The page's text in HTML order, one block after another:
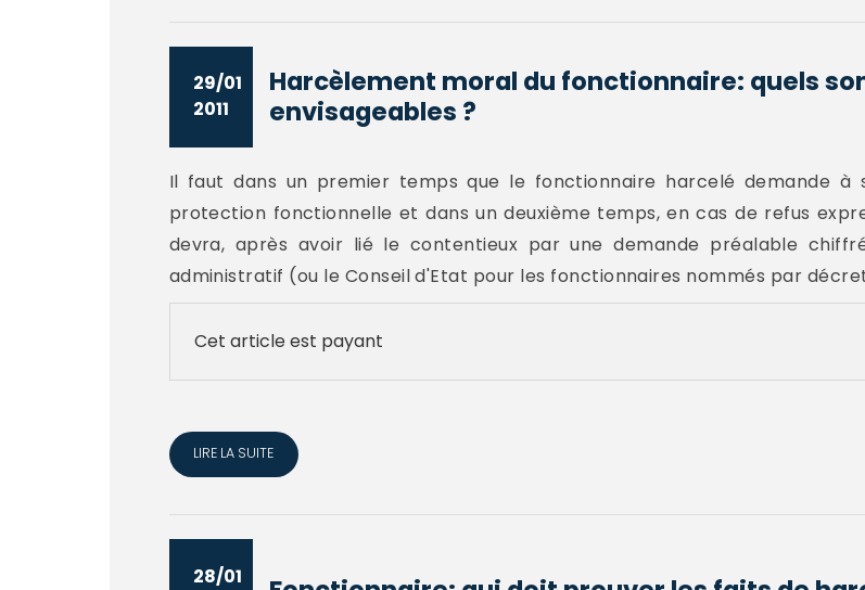
29/01
2011
Harcèlement moral du fonctionnaire: quels
envisageables ?
Il faut dans un premier temps que le fonctionnaire harcelé demande à
protection fonctionnelle et dans un deuxième temps, en cas de refus
devra, après avoir lié le contentieux par une demande préalable
administratif (ou le Conseil d'Etat pour les fonctionnaires nommés par décret
Cet article est payant
LIRE LA SUITE
28/01